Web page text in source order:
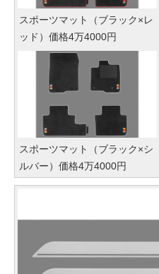
スポーツマット（ブラック×レ
ッド）価格4万4000円
スポーツマット（ブラック×シ
ルバー）価格4万4000円